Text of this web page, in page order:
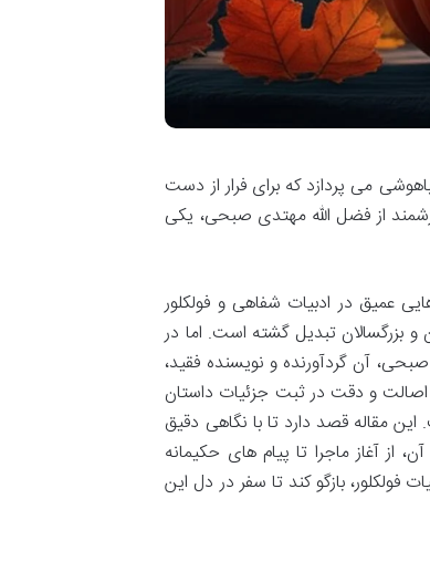
می پردازد که برای فرار از دست
از فضل الله مهتدی صبحی، یکی
عمیق در ادبیات شفاهی و فولکلور
بزرگسالان تبدیل گشته است. اما در
آن گردآورنده و نویسنده فقید،
اصالت و دقت در ثبت جزئیات داستان
مقاله قصد دارد تا با نگاهی دقیق
از آغاز ماجرا تا پیام های حکیمانه
فولکلور، بازگو کند تا سفر در دل این